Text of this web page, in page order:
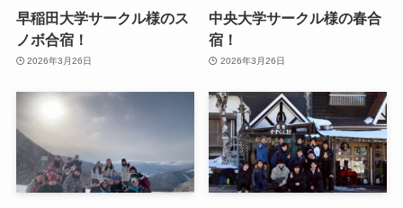
早稲田大学サークル様のス
ノボ合宿！
2026年3月26日
中央大学サークル様の春合
宿！
2026年3月26日